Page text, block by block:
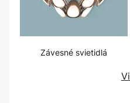
Závesné svietidlá